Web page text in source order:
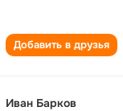
Добавить в друзья
Иван Барков